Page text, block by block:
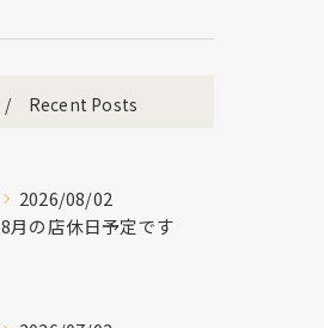
Recent Posts
2026/08/02
8月の店休日予定です